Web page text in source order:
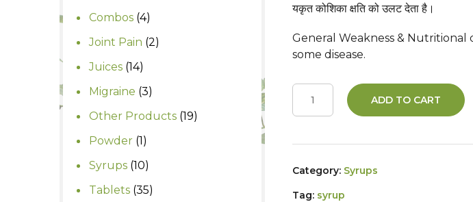
Combos 44
products
Joint Pain 22
Juices 1414
products
Migraine 33
products
Other Products 1919
Powder 11
product
Syrups 1010
products
Tablets 3535
यकृत कोशिका क्षति को उलट देता है।
General Weakness & Nutritional
some disease.
ADD TO CART
Category: Syrups
Tag: syrup